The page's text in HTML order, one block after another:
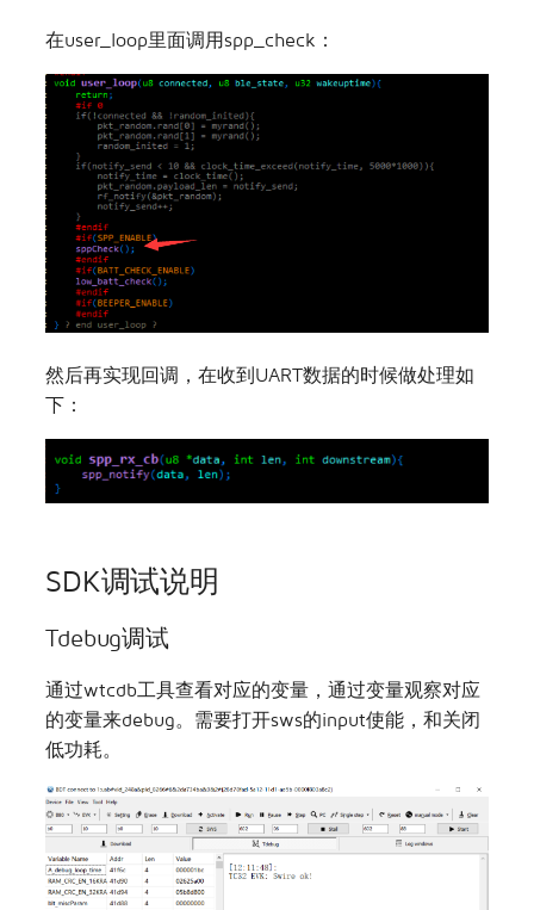
在user_loop里面调用spp_check：
然后再实现回调，在收到UART数据的时候做处理如
下：
SDK调试说明
Tdebug调试
通过wtcdb工具查看对应的变量，通过变量观察对应
的变量来debug。需要打开sws的input使能，和关闭
低功耗。